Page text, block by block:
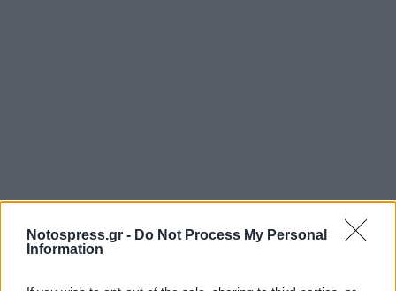
Notospress.gr - Do Not Process My Personal
Information